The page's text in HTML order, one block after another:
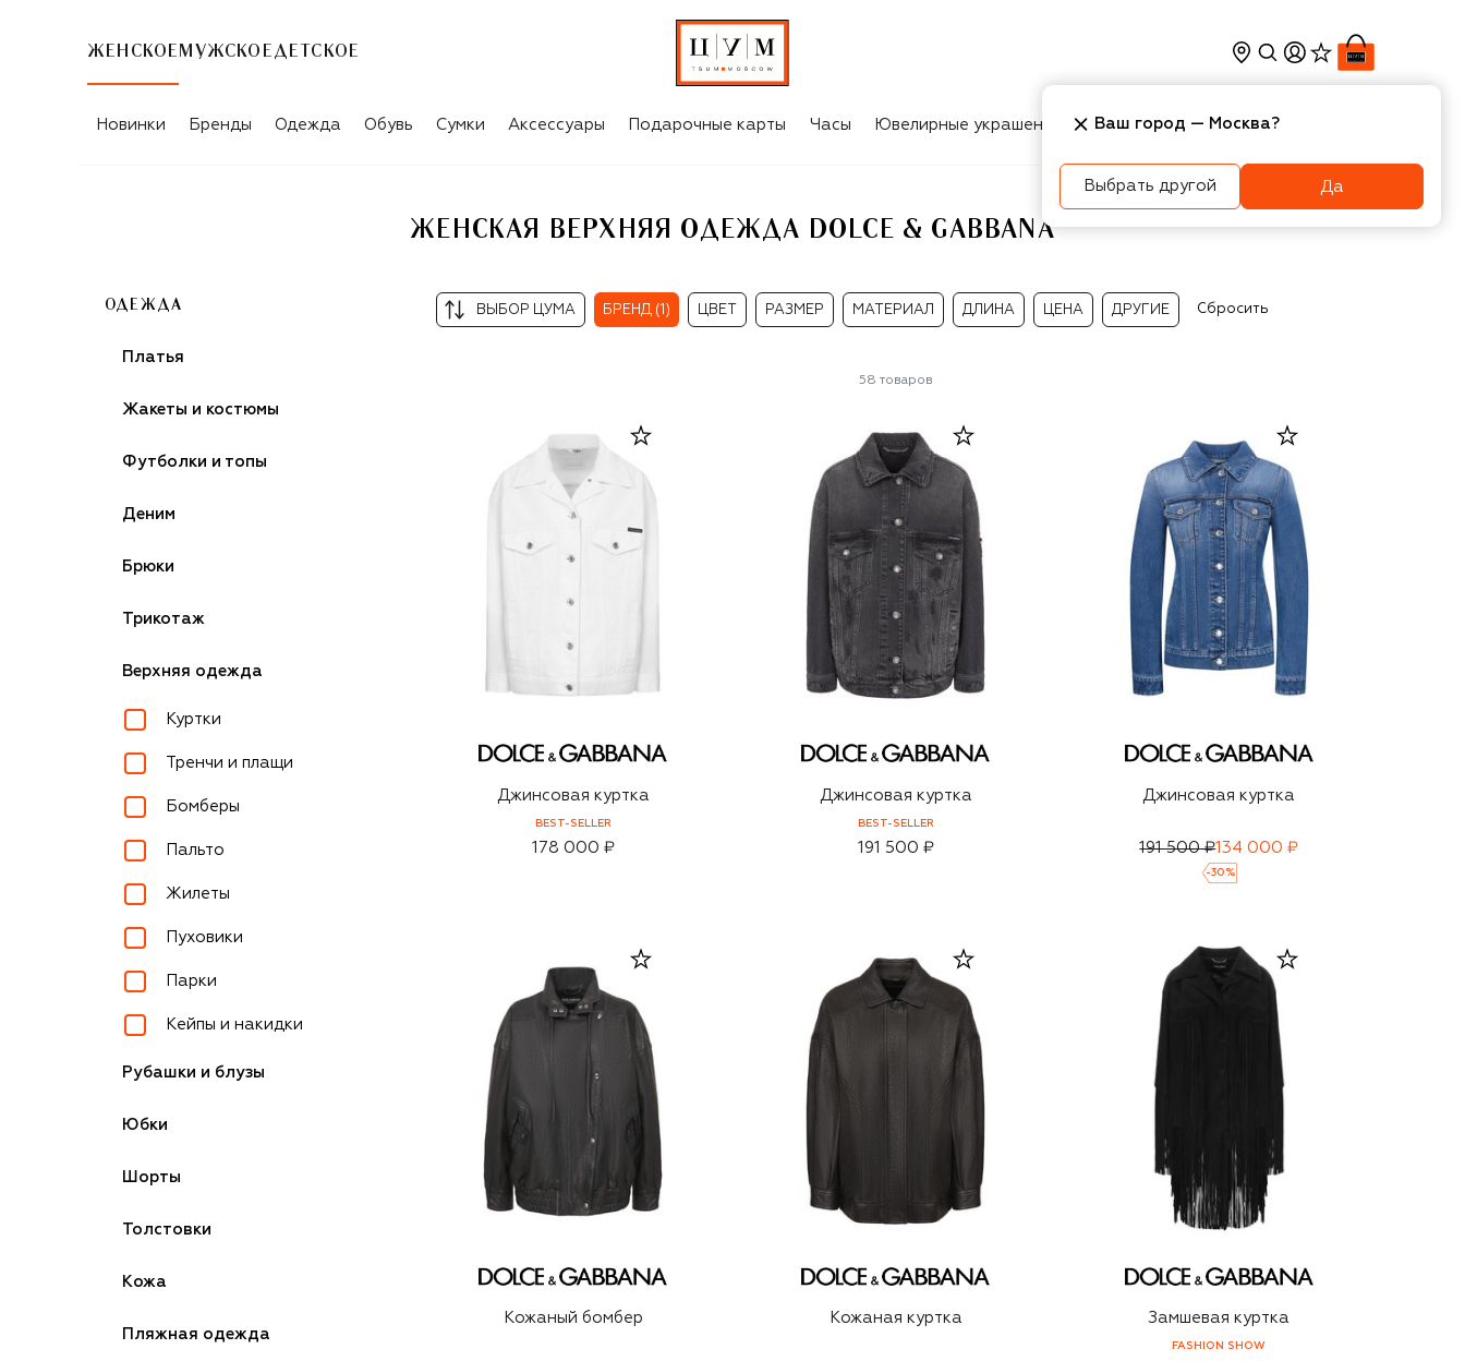
ЖЕНСКОЕ МУЖСКОЕ ДЕТСКОЕ
ЖЕНСКАЯ ВЕРХНЯЯ ОДЕЖДА DOLCE & GABBANA
Новинки Бренды Одежда Обувь Сумки Аксессуары Подарочные карты Часы Ювелирные украшения Косметика Интерьер
ЖЕНСКАЯ ВЕРХНЯЯ ОДЕЖДА DOLCE & GABBANA
ОДЕЖДА
Платья
Жакеты и костюмы
Футболки и топы
Деним
Брюки
Трикотаж
Верхняя одежда
Куртки
Тренчи и плащи
Бомберы
Пальто
Жилеты
Пуховики
Парки
Кейпы и накидки
Рубашки и блузы
Юбки
Шорты
Толстовки
Кожа
Пляжная одежда
ВЫБОР ЦУМА БРЕНД (1) ЦВЕТ РАЗМЕР МАТЕРИАЛ ДЛИНА ЦЕНА ДРУГИЕ Сбросить
58 товаров
Джинсовая куртка
BEST-SELLER
178 000 ₽
Джинсовая куртка
BEST-SELLER
191 500 ₽
Джинсовая куртка
191 500 ₽134 000 ₽
-30 %
Кожаный бомбер Кожаная куртка Замшевая куртка
FASHION SHOW
Ваш город — Москва?
Выбрать другой Да